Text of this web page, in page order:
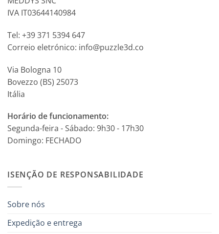
IVA IT03644140984
Tel: +39 371 5394 647
Correio eletrónico: info@puzzle3d.co
Via Bologna 10
Bovezzo (BS) 25073
Itália
Horário de funcionamento:
Segunda-feira - Sábado: 9h30 - 17h30
Domingo: FECHADO
ISENÇÃO DE RESPONSABILIDADE
Sobre nós
Expedição e entrega